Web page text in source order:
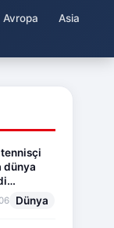
Avropa
Asia
tennisçi
dünya
Dünya